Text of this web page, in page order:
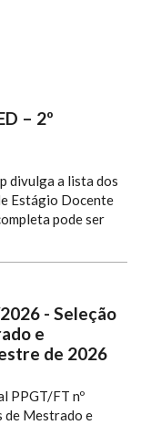
– 2º
divulga a lista dos
Estágio Docente
pode ser
- Seleção
e
de 2026
PPGT/FT nº
de Mestrado e